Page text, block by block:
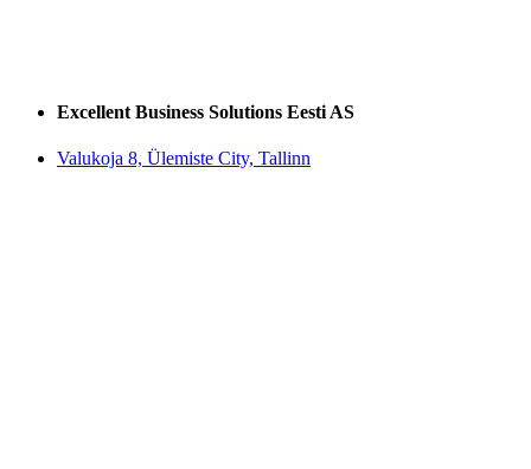
Excellent Business Solutions Eesti AS
Valukoja 8, Ülemiste City, Tallinn